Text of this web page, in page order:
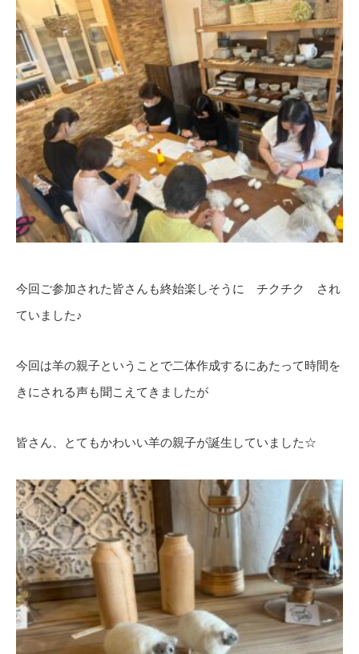
今回ご参加された皆さんも終始楽しそうに チクチク され
ていました♪
今回は羊の親子ということで二体作成するにあたって時間を
きにされる声も聞こえてきましたが
皆さん、とてもかわいい羊の親子が誕生していました☆